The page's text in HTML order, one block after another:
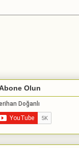
Olun